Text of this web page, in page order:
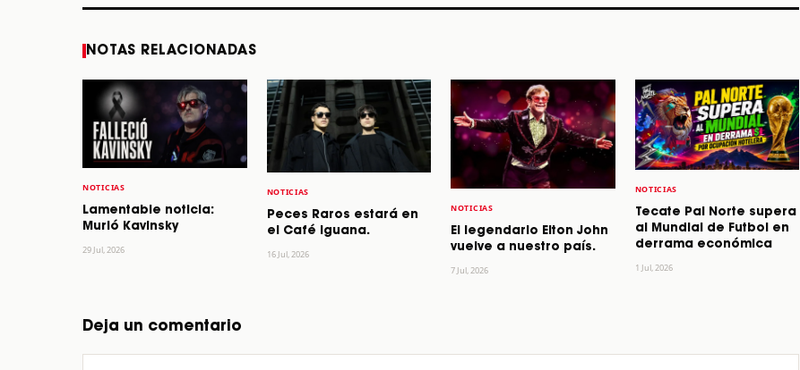
NOTAS RELACIONADAS
NOTICIAS
Lamentable noticia:
Murió Kavinsky
29 Jul, 2026
NOTICIAS
Peces Raros estará en
el Café Iguana.
16 Jul, 2026
NOTICIAS
El legendario Elton John
vuelve a nuestro país.
7 Jul, 2026
NOTICIAS
Tecate Pal Norte supera
al Mundial de Futbol en
derrama económica
1 Jul, 2026
Deja un comentario
Comentario